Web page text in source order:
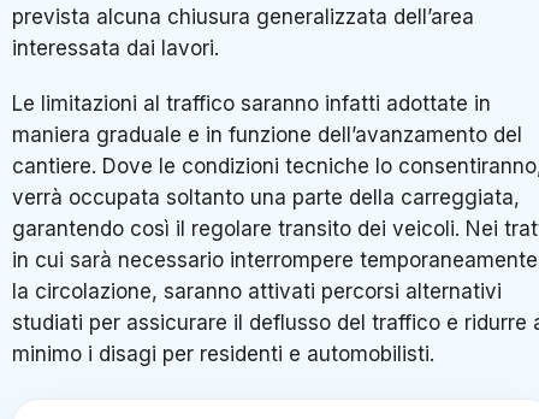
prevista alcuna chiusura generalizzata dell’area
interessata dai lavori.
Le limitazioni al traffico saranno infatti adottate in
maniera graduale e in funzione dell’avanzamento del
cantiere. Dove le condizioni tecniche lo
verrà occupata soltanto una parte della carreggiata,
garantendo così il regolare transito dei veicoli. Nei
in cui sarà necessario interrompere temporaneamente
la circolazione, saranno attivati percorsi alternativi
studiati per assicurare il deflusso del traffico e ridurre
minimo i disagi per residenti e automobilisti.